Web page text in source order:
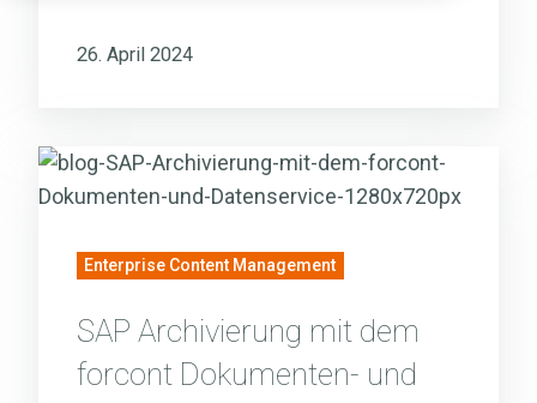
26. April 2024
SAP
Archivierung
Dokumenten-
Enterprise Content Management
SAP Archivierung mit dem
forcont Dokumenten- und